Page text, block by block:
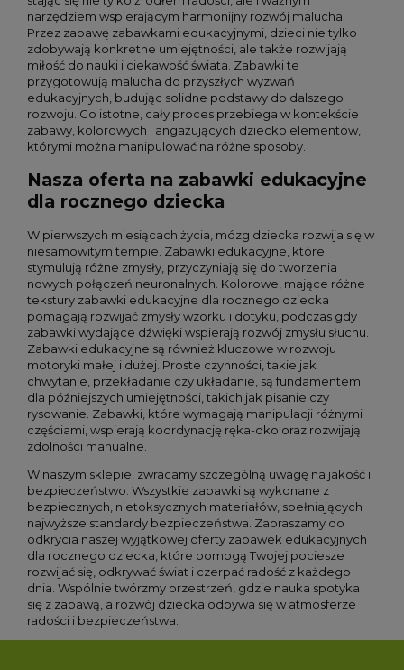
narzędziem wspierającym harmonijny rozwój malucha.
Przez zabawę zabawkami edukacyjnymi, dzieci nie tylko
zdobywają konkretne umiejętności, ale także rozwijają
miłość do nauki i ciekawość świata. Zabawki te
przygotowują malucha do przyszłych wyzwań
edukacyjnych, budując solidne podstawy do dalszego
rozwoju. Co istotne, cały proces przebiega w kontekście
zabawy, kolorowych i angażujących dziecko elementów,
którymi można manipulować na różne sposoby.
Nasza oferta na zabawki edukacyjne
dla rocznego dziecka
W pierwszych miesiącach życia, mózg dziecka rozwija się w
niesamowitym tempie. Zabawki edukacyjne, które
stymulują różne zmysły, przyczyniają się do tworzenia
nowych połączeń neuronalnych. Kolorowe, mające różne
tekstury zabawki edukacyjne dla rocznego dziecka
pomagają rozwijać zmysły wzorku i dotyku, podczas gdy
zabawki wydające dźwięki wspierają rozwój zmysłu słuchu.
Zabawki edukacyjne są również kluczowe w rozwoju
motoryki małej i dużej. Proste czynności, takie jak
chwytanie, przekładanie czy układanie, są fundamentem
dla późniejszych umiejętności, takich jak pisanie czy
rysowanie. Zabawki, które wymagają manipulacji różnymi
częściami, wspierają koordynację ręka-oko oraz rozwijają
zdolności manualne.
W naszym sklepie, zwracamy szczególną uwagę na jakość i
bezpieczeństwo. Wszystkie zabawki są wykonane z
bezpiecznych, nietoksycznych materiałów, spełniających
najwyższe standardy bezpieczeństwa. Zapraszamy do
odkrycia naszej wyjątkowej oferty zabawek edukacyjnych
dla rocznego dziecka, które pomogą Twojej pociesze
rozwijać się, odkrywać świat i czerpać radość z każdego
dnia. Wspólnie twórzmy przestrzeń, gdzie nauka spotyka
się z zabawą, a rozwój dziecka odbywa się w atmosferze
radości i bezpieczeństwa.